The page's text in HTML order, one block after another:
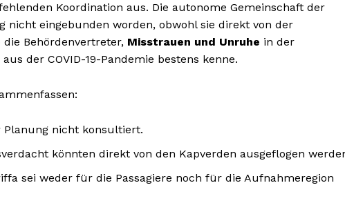
Koordination aus. Die autonome Gemeinschaft der
nicht eingebunden worden, obwohl sie direkt von der
Behördenvertreter, Misstrauen und Unruhe in der
der COVID-19-Pandemie bestens kenne.
Planung nicht konsultiert.
könnten direkt von den Kapverden ausgeflogen
sei weder für die Passagiere noch für die Aufnahmeregion